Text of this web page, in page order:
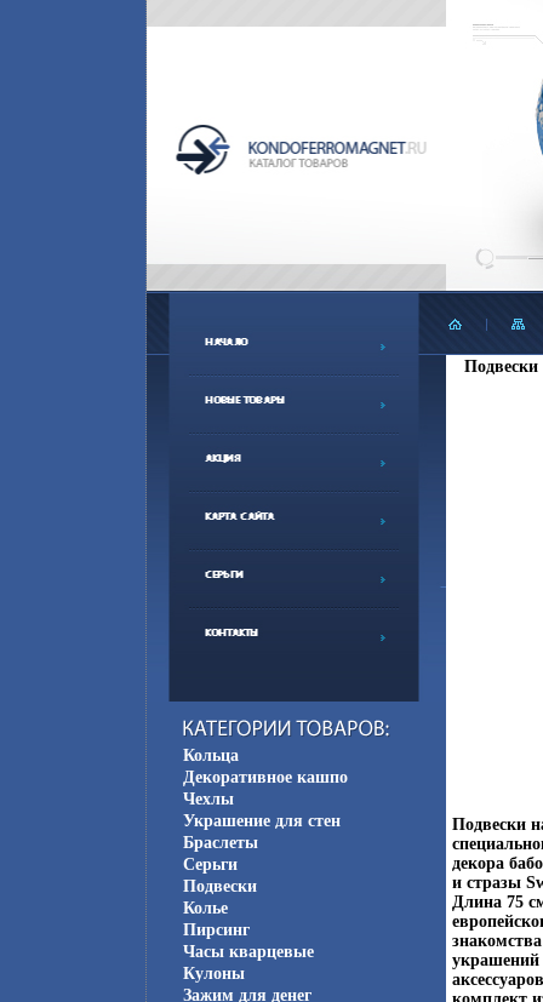
Кольца
Декоративное кашпо
Чехлы
Украшение для стен
Браслеты
Серьги
Подвески
Колье
Пирсинг
Часы кварцевые
Кулоны
Зажим для денег
Подвески
Подвески
декора
и стразы
Длина 75
украшений